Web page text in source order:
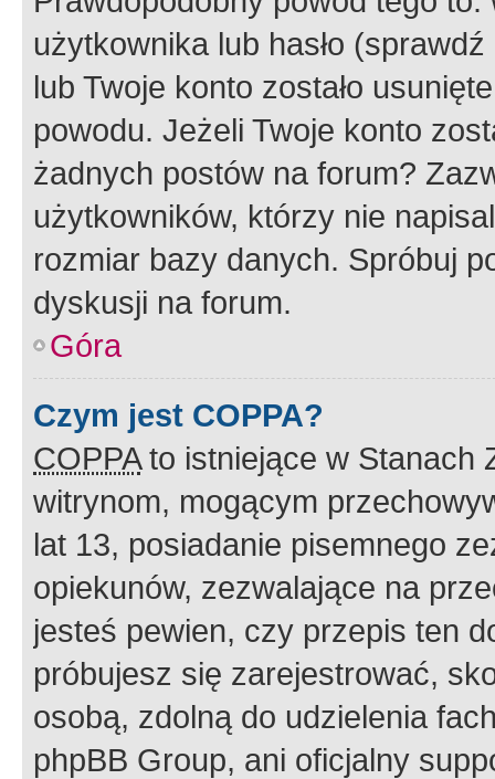
użytkownika lub hasło
lub Twoje konto zostało
powodu. Jeżeli Twoje konto
żadnych postów na forum?
użytkowników, którzy nie
rozmiar bazy danych. Spróbuj
dyskusji na forum.
Góra
Czym jest COPPA?
COPPAto istniejące w Stanach
witrynom, mogącym
lat 13, posiadanie pisemnego
opiekunów, zezwalające na
jesteś pewien, czy przepis ten
próbujesz się zarejestrować,
osobą, zdolną do udzielenia
phpBB Group, ani oficjalny